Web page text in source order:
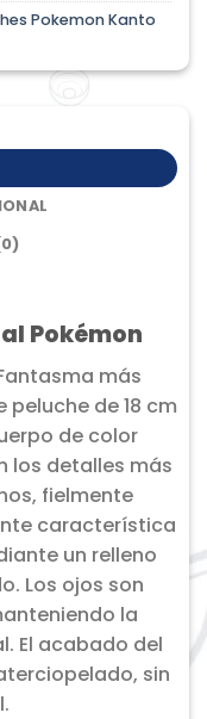
Pokemon Kanto
Pokémon
más
de 18 cm
de color
los detalles más
fielmente
característica
un relleno
Los ojos son
la
El acabado del
sin